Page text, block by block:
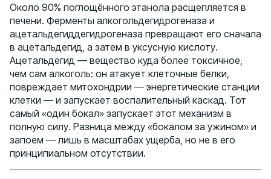
Около 90% поглощённого этанола расщепляется в
печени. Ферменты алкогольдегидрогеназа и
ацетальдегиддегидрогеназа превращают его сначала
в ацетальдегид, а затем в уксусную кислоту.
Ацетальдегид — вещество куда более токсичное,
чем сам алкоголь: он атакует клеточные белки,
повреждает митохондрии — энергетические станции
клетки — и запускает воспалительный каскад. Тот
самый «один бокал» запускает этот механизм в
полную силу. Разница между «бокалом за ужином» и
запоем — лишь в масштабах ущерба, но не в его
принципиальном отсутствии.